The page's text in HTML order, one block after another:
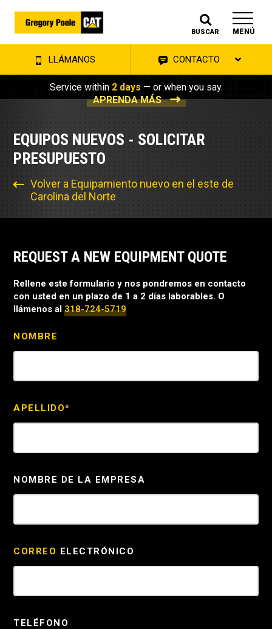
BUSCAR MENÚ
LLÁMANOS CONTACTO
Service within 2 days — or when you say.
APRENDA MÁS
EQUIPOS NUEVOS - SOLICITAR
PRESUPUESTO
Volver a Equipamiento nuevo en el este de
Carolina del Norte
REQUEST A NEW EQUIPMENT QUOTE
Rellene este formulario y nos pondremos en contacto
con usted en un plazo de 1 a 2 días laborables. O
llámenos al 318-724-5719
NOMBRE
APELLIDO*
NOMBRE DE LA EMPRESA
CORREO ELECTRÓNICO
TELÉFONO